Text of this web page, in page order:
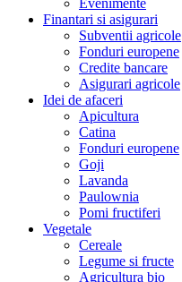
Evenimente
Finantari si asigurari
Subventii agricole
Fonduri europene
Credite bancare
Asigurari agricole
Idei de afaceri
Apicultura
Catina
Fonduri europene
Goji
Lavanda
Paulownia
Pomi fructiferi
Vegetale
Cereale
Legume si fructe
Agricultura bio